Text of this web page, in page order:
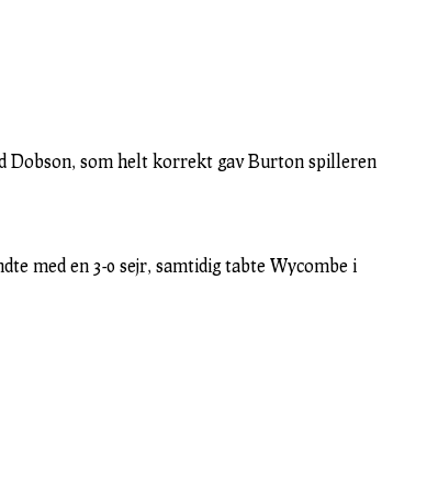
Dobson, som helt korrekt gav Burton spilleren
med en 3-0 sejr, samtidig tabte Wycombe i